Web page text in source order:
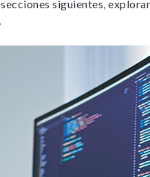
secciones siguientes,